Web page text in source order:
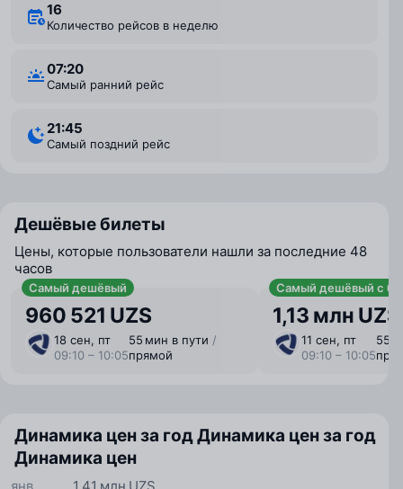
16
Количество рейсов в неделю
07:20
Самый ранний рейс
21:45
Самый поздний рейс
Дешёвые билеты
Цены, которые пользователи нашли за последние 48
часов
Самый дешёвый
960 521 UZS
18 сен, пт
09:10 – 10:05
55 мин в пути /
прямой
Самый дешёвый с
1,13 млн UZS
11 сен, пт
09:10 – 10:05
55
Динамика цен за годДинамика цен за год
Динамика цен
1,41 млн UZS
янв